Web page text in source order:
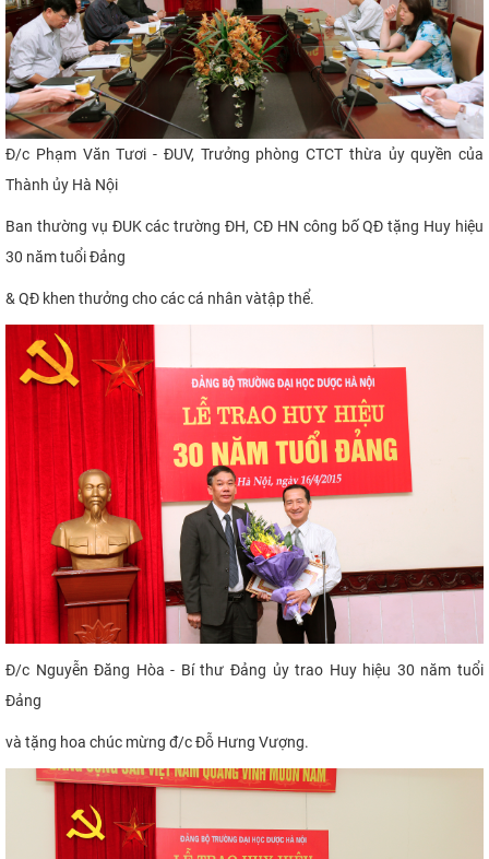
Đ/c Phạm Văn Tươi - ĐUV, Trưởng phòng CTCT thừa ủy quyền của
Thành ủy Hà Nội
Ban thường vụ ĐUK các trường ĐH, CĐ HN công bố QĐ tặng Huy hiệu
30 năm tuổi Đảng
& QĐ khen thưởng cho các cá nhân vàtập thể.
Đ/c Nguyễn Đăng Hòa - Bí thư Đảng ủy trao Huy hiệu 30 năm tuổi
Đảng
và tặng hoa chúc mừng đ/c Đỗ Hưng Vượng.